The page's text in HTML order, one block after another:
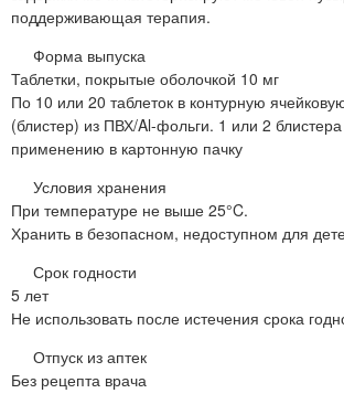
поддерживающая терапия.
Форма выпуска
Таблетки, покрытые оболочкой 10 мг
По 10 или 20 таблеток в контурную
(блистер) из ПВХ/Al-фольги. 1 или 2
применению в картонную пачку
Условия хранения
При температуре не выше 25°C.
Хранить в безопасном, недоступном для
Срок годности
5 лет
Не использовать после истечения срока
Отпуск из аптек
Без рецепта врача